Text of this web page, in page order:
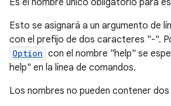
Es el nombre único obligatorio para
Esto se asignará a un argumento de
con el prefijo de dos caracteres "-".
Option con el nombre "help" se
help" en la línea de comandos.
Los nombres no pueden contener dos